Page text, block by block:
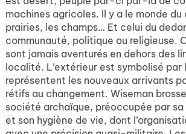
machines agricoles. Il y a le monde du
prairies, les champs… Et celui du
communauté, politique ou religieuse.
sont jamais aventurés en dehors des
localité. L’extérieur est symbolisé par
représentent les nouveaux arrivants
rétifs au changement. Wiseman
société archaïque, préoccupée par
et son hygiène de vie, dont